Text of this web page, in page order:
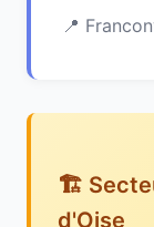
🏗️
d'Oise